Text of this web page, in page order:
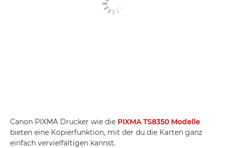
Canon PIXMA Drucker wie die PIXMA TS8350 Modelle
bieten eine Kopierfunktion, mit der du die Karten ganz
einfach vervielfältigen kannst.